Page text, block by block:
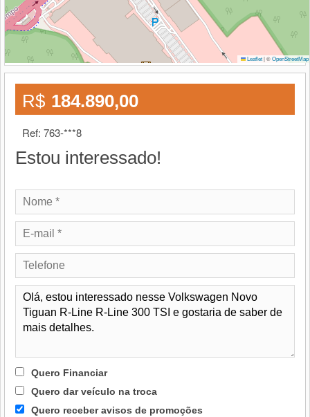
Leaflet |© OpenStreetMap
R$ 184.890,00
Ref: 763-***8
Estou interessado!
Quero Financiar
Quero dar veículo na troca
Quero receber avisos de promoções